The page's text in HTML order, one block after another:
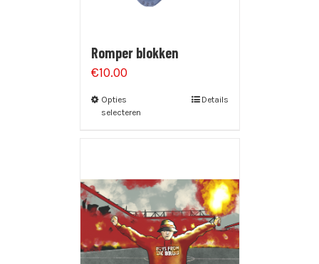
Romper blokken
€10.00
Opties
selecteren
Details